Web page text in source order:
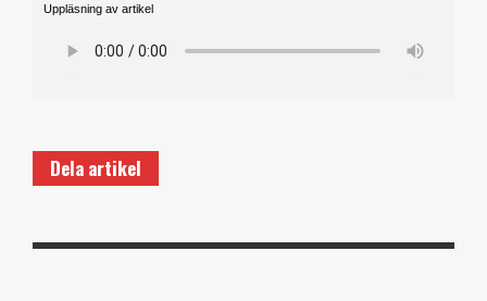
Uppläsning av artikel
Dela artikel